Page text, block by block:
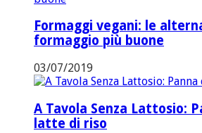
Formaggi vegani: le
formaggio più buone
03/07/2019
A Tavola Senza Lattosio:
latte di riso